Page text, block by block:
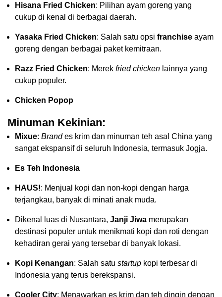
Hisana Fried Chicken: Pilihan ayam goreng yang
cukup di kenal di berbagai daerah.
Yasaka Fried Chicken: Salah satu opsi franchise ayam
goreng dengan berbagai paket kemitraan.
Razz Fried Chicken: Merek fried chicken lainnya yang
cukup populer.
Chicken Popop
Minuman Kekinian:
Mixue: Brand es krim dan minuman teh asal China yang
sangat ekspansif di seluruh Indonesia, termasuk Jogja.
Es Teh Indonesia
HAUS!: Menjual kopi dan non-kopi dengan harga
terjangkau, banyak di minati anak muda.
Dikenal luas di Nusantara, Janji Jiwa merupakan
destinasi populer untuk menikmati kopi dan roti dengan
kehadiran gerai yang tersebar di banyak lokasi.
Kopi Kenangan: Salah satu startup kopi terbesar di
Indonesia yang terus berekspansi.
Cooler City: Menawarkan es krim dan teh dingin dengan